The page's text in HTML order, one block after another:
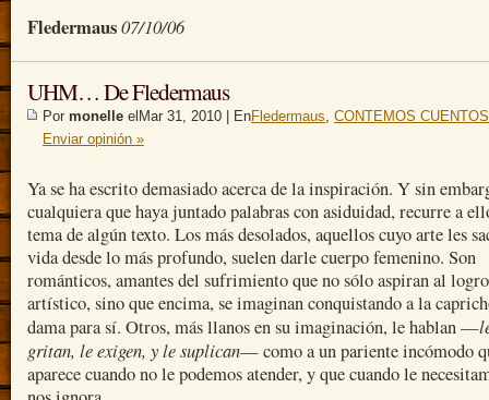
Fledermaus07/10/06
UHM… De Fledermaus
Por monelle elMar 31, 2010 | EnFledermaus, CONTEMOS
Enviar opinión »
Ya se ha escrito demasiado acerca de la inspiración. Y sin
cualquiera que haya juntado palabras con asiduidad, recurre a
tema de algún texto. Los más desolados, aquellos cuyo arte les
vida desde lo más profundo, suelen darle cuerpo femenino. Son
románticos, amantes del sufrimiento que no sólo aspiran al logro
artístico, sino que encima, se imaginan conquistando a la
dama para sí. Otros, más llanos en su imaginación, le hablan —
gritan, le exigen, y le suplican— como a un pariente incómodo
aparece cuando no le podemos atender, y que cuando le